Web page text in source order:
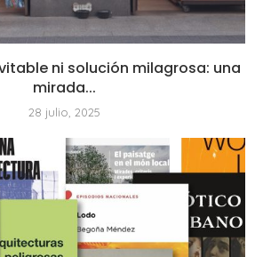
ni solución milagrosa: una
mirada...
28 julio, 2025